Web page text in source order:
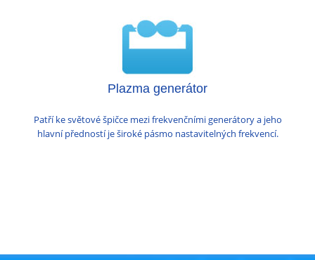
Plazma generátor
Patří ke světové špičce mezi frekvenčními generátory a jeho
hlavní předností je široké pásmo nastavitelných frekvencí.